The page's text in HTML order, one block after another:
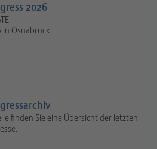
2026
in Osnabrück
finden Sie eine Übersicht der letzten